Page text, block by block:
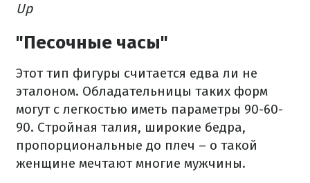
Up
"Песочные часы"
Этот тип фигуры считается едва ли не
эталоном. Обладательницы таких форм
могут с легкостью иметь параметры 90-60-
90. Стройная талия, широкие бедра,
пропорциональные до плеч – о такой
женщине мечтают многие мужчины.